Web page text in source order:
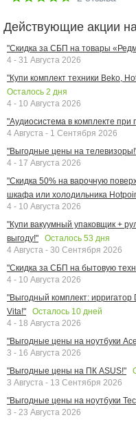
Действующие акции
"Скидка за СБП на товары
4 - 31 Августа 2026
"Купи комплект техники Beko,
Осталось 2 дня
4 - 10 Августа 2026
"Аудиосистема в комплекте при
4 Августа - 1 Сентября 2026
"Выгодные цены на
4 - 17 Августа 2026
"Скидка 50% на варочную
шкафа или холодильника
4 - 10 Августа 2026
"Купи вакуумный упаковщик +
выгоду!"
Осталось 53 дня
4 Августа - 30 Сентября 2026
"Скидка за СБП на бытовую
4 - 10 Августа 2026
"Выгодный комплект: ирригатор
Vita!"
Осталось 10 дней
4 - 18 Августа 2026
"Выгодные цены на ноутбуки
3 - 16 Августа 2026
"Выгодные цены на ПК ASUS!"
3 Августа - 13 Сентября 2026
"Выгодные цены на ноутбуки
3 - 23 Августа 2026